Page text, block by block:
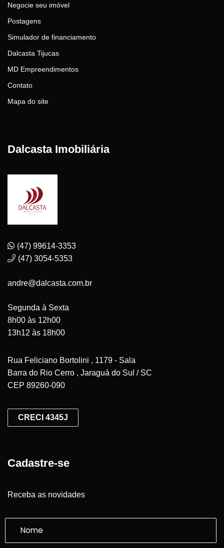
Negocie seu imóvel
Postagens
Simulador de financiamento
Dalcasta Tijucas
MD Empreendimentos
Contato
Mapa do site
Dalcasta Imobiliária
(47) 99614-3353
(47) 3054-5353
andre@dalcasta.com.br
Segunda à Sexta
8h00 às 12h00
13h12 às 18h00
Rua Feliciano Bortolini , 1179 - Sala
Barra do Rio Cerro , Jaraguá do Sul / SC
CEP 89260-090
CRECI 4345J
Cadastre-se
Receba as novidades